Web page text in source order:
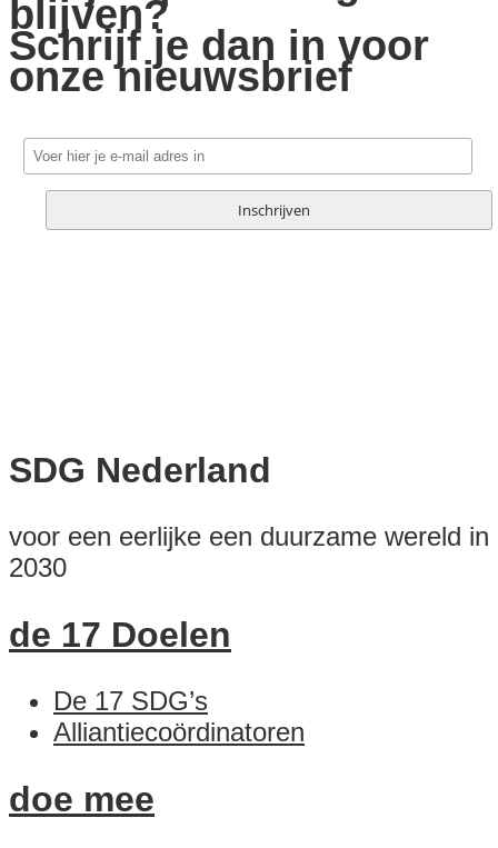
blijven?
Schrijf je dan in voor
onze nieuwsbrief
SDG Nederland
voor een eerlijke een duurzame wereld in
2030
de 17 Doelen
De 17 SDG’s
Alliantiecoördinatoren
doe mee